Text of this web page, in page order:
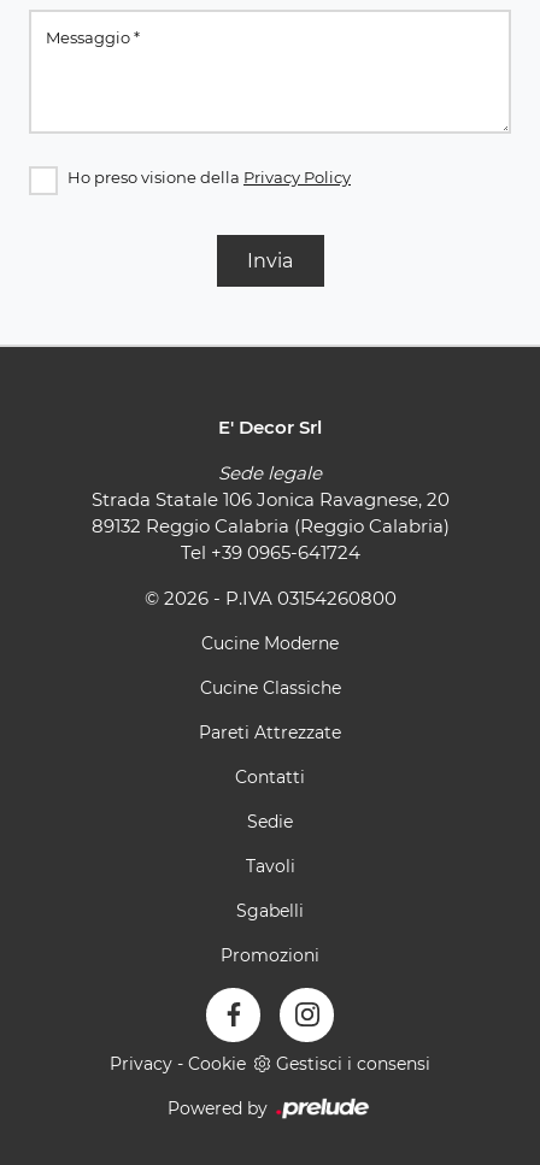
Ho preso visione della Privacy Policy
Invia
E' Decor Srl
Sede legale
Strada Statale 106 Jonica Ravagnese, 20
89132 Reggio Calabria (Reggio Calabria)
Tel +39 0965-641724
© 2026 - P.IVA 03154260800
Cucine Moderne
Cucine Classiche
Pareti Attrezzate
Contatti
Sedie
Tavoli
Sgabelli
Promozioni
Privacy - Cookie Gestisci i consensi
Powered by